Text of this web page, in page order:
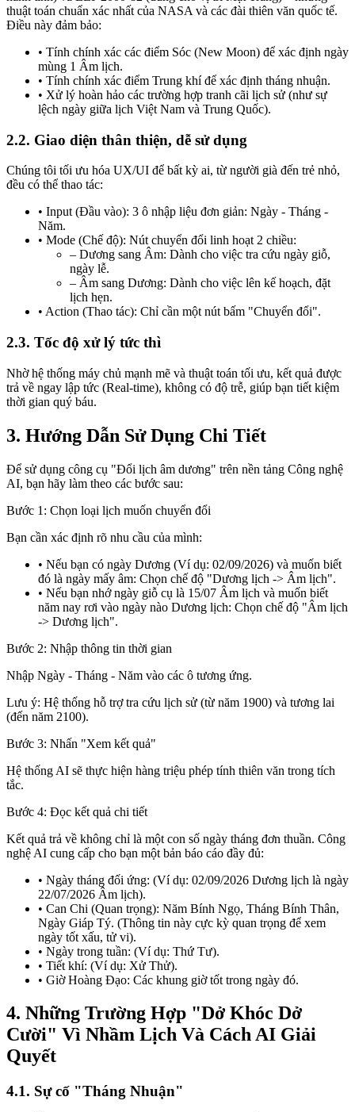
thuật toán chuẩn xác nhất của NASA và các đài thiên văn quốc tế.
Điều này đảm bảo:
• Tính chính xác các điểm Sóc (New Moon) để xác định ngày
mùng 1 Âm lịch.
• Tính chính xác điểm Trung khí để xác định tháng nhuận.
• Xử lý hoàn hảo các trường hợp tranh cãi lịch sử (như sự
lệch ngày giữa lịch Việt Nam và Trung Quốc).
2.2. Giao diện thân thiện, dễ sử dụng
Chúng tôi tối ưu hóa UX/UI để bất kỳ ai, từ người già đến trẻ nhỏ,
đều có thể thao tác:
• Input (Đầu vào): 3 ô nhập liệu đơn giản: Ngày - Tháng -
Năm.
• Mode (Chế độ): Nút chuyển đổi linh hoạt 2 chiều:
– Dương sang Âm: Dành cho việc tra cứu ngày giỗ,
ngày lễ.
– Âm sang Dương: Dành cho việc lên kế hoạch, đặt
lịch hẹn.
• Action (Thao tác): Chỉ cần một nút bấm "Chuyển đổi".
2.3. Tốc độ xử lý tức thì
Nhờ hệ thống máy chủ mạnh mẽ và thuật toán tối ưu, kết quả được
trả về ngay lập tức (Real-time), không có độ trễ, giúp bạn tiết kiệm
thời gian quý báu.
3. Hướng Dẫn Sử Dụng Chi Tiết
Để sử dụng công cụ "Đổi lịch âm dương" trên nền tảng Công nghệ
AI, bạn hãy làm theo các bước sau:
Bước 1: Chọn loại lịch muốn chuyển đổi
Bạn cần xác định rõ nhu cầu của mình:
• Nếu bạn có ngày Dương (Ví dụ: 02/09/2026) và muốn biết
đó là ngày mấy âm: Chọn chế độ "Dương lịch -> Âm lịch".
• Nếu bạn nhớ ngày giỗ cụ là 15/07 Âm lịch và muốn biết
năm nay rơi vào ngày nào Dương lịch: Chọn chế độ "Âm lịch
-> Dương lịch".
Bước 2: Nhập thông tin thời gian
Nhập Ngày - Tháng - Năm vào các ô tương ứng.
Lưu ý: Hệ thống hỗ trợ tra cứu lịch sử (từ năm 1900) và tương lai
(đến năm 2100).
Bước 3: Nhấn "Xem kết quả"
Hệ thống AI sẽ thực hiện hàng triệu phép tính thiên văn trong tích
tắc.
Bước 4: Đọc kết quả chi tiết
Kết quả trả về không chỉ là một con số ngày tháng đơn thuần. Công
nghệ AI cung cấp cho bạn một bản báo cáo đầy đủ:
• Ngày tháng đối ứng: (Ví dụ: 02/09/2026 Dương lịch là ngày
22/07/2026 Âm lịch).
• Can Chi (Quan trọng): Năm Bính Ngọ, Tháng Bính Thân,
Ngày Giáp Tý. (Thông tin này cực kỳ quan trọng để xem
ngày tốt xấu, tử vi).
• Ngày trong tuần: (Ví dụ: Thứ Tư).
• Tiết khí: (Ví dụ: Xử Thử).
• Giờ Hoàng Đạo: Các khung giờ tốt trong ngày đó.
4. Những Trường Hợp "Dở Khóc Dở
Cười" Vì Nhầm Lịch Và Cách AI Giải
Quyết
4.1. Sự cố "Tháng Nhuận"